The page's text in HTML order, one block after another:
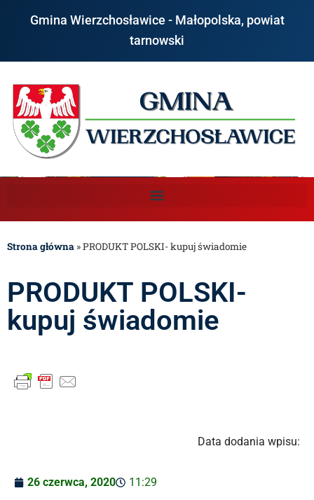
Gmina Wierzchosławice - Małopolska, powiat
tarnowski
Strona główna »PRODUKT POLSKI- kupuj świadomie
PRODUKT POLSKI-
kupuj świadomie
Data dodania wpisu:
26 czerwca, 2020 11:29